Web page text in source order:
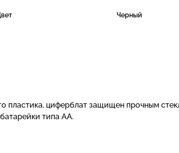
Черный
пластика, циферблат защищен прочным
типа АА.